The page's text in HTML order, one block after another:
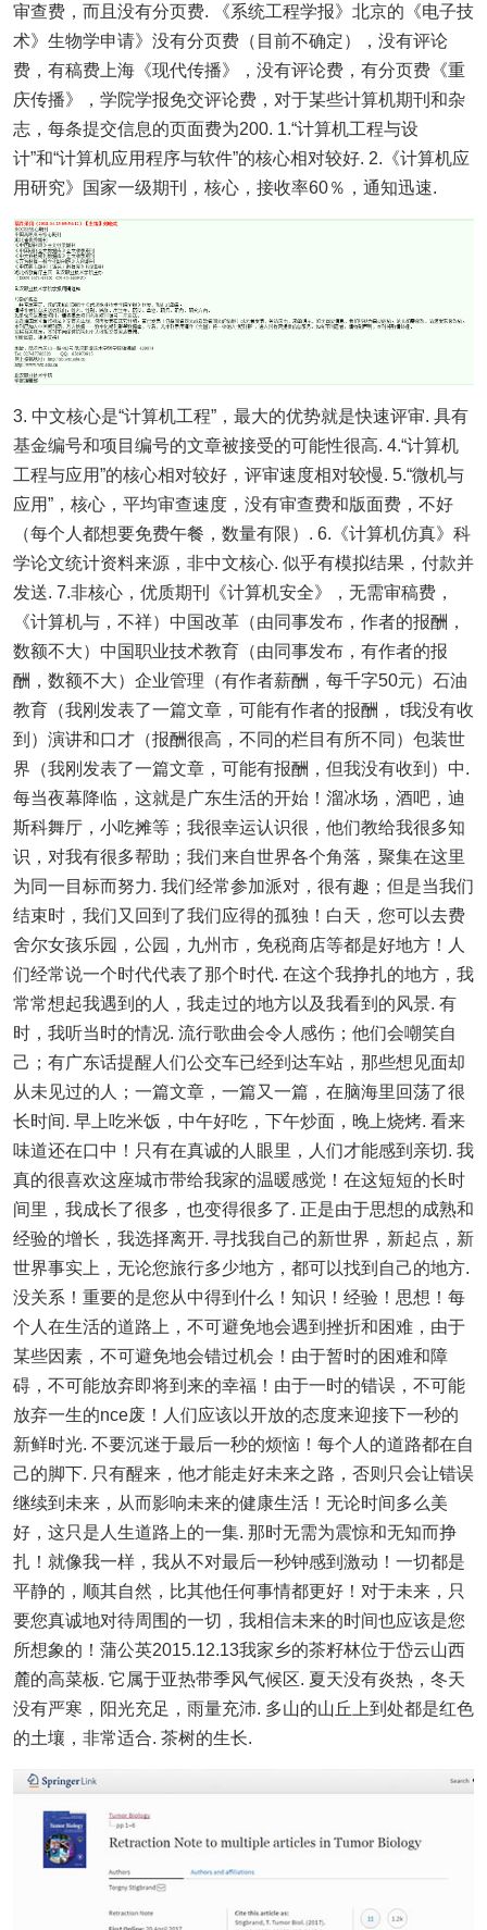
审查费，而且没有分页费. 《系统工程学报》北京的《电子技
术》生物学申请》没有分页费（目前不确定），没有评论
费，有稿费上海《现代传播》，没有评论费，有分页费《重
庆传播》，学院学报免交评论费，对于某些计算机期刊和杂
志，每条提交信息的页面费为200. 1.“计算机工程与设
计”和“计算机应用程序与软件”的核心相对较好. 2.《计算机应
用研究》国家一级期刊，核心，接收率60％，通知迅速.
3. 中文核心是“计算机工程”，最大的优势就是快速评审. 具有
基金编号和项目编号的文章被接受的可能性很高. 4.“计算机
工程与应用”的核心相对较好，评审速度相对较慢. 5.“微机与
应用”，核心，平均审查速度，没有审查费和版面费，不好
（每个人都想要免费午餐，数量有限）. 6.《计算机仿真》科
学论文统计资料来源，非中文核心. 似乎有模拟结果，付款并
发送. 7.非核心，优质期刊《计算机安全》，无需审稿费，
《计算机与，不祥）中国改革（由同事发布，作者的报酬，
数额不大）中国职业技术教育（由同事发布，有作者的报
酬，数额不大）企业管理（有作者薪酬，每千字50元）石油
教育（我刚发表了一篇文章，可能有作者的报酬， t我没有收
到）演讲和口才（报酬很高，不同的栏目有所不同）包装世
界（我刚发表了一篇文章，可能有报酬，但我没有收到）中.
每当夜幕降临，这就是广东生活的开始！溜冰场，酒吧，迪
斯科舞厅，小吃摊等；我很幸运认识很，他们教给我很多知
识，对我有很多帮助；我们来自世界各个角落，聚集在这里
为同一目标而努力. 我们经常参加派对，很有趣；但是当我们
结束时，我们又回到了我们应得的孤独！白天，您可以去费
舍尔女孩乐园，公园，九州市，免税商店等都是好地方！人
们经常说一个时代代表了那个时代. 在这个我挣扎的地方，我
常常想起我遇到的人，我走过的地方以及我看到的风景. 有
时，我听当时的情况. 流行歌曲会令人感伤；他们会嘲笑自
己；有广东话提醒人们公交车已经到达车站，那些想见面却
从未见过的人；一篇文章，一篇又一篇，在脑海里回荡了很
长时间. 早上吃米饭，中午好吃，下午炒面，晚上烧烤. 看来
味道还在口中！只有在真诚的人眼里，人们才能感到亲切. 我
真的很喜欢这座城市带给我家的温暖感觉！在这短短的长时
间里，我成长了很多，也变得很多了. 正是由于思想的成熟和
经验的增长，我选择离开. 寻找我自己的新世界，新起点，新
世界事实上，无论您旅行多少地方，都可以找到自己的地方.
没关系！重要的是您从中得到什么！知识！经验！思想！每
个人在生活的道路上，不可避免地会遇到挫折和困难，由于
某些因素，不可避免地会错过机会！由于暂时的困难和障
碍，不可能放弃即将到来的幸福！由于一时的错误，不可能
放弃一生的nce废！人们应该以开放的态度来迎接下一秒的
新鲜时光. 不要沉迷于最后一秒的烦恼！每个人的道路都在自
己的脚下. 只有醒来，他才能走好未来之路，否则只会让错误
继续到未来，从而影响未来的健康生活！无论时间多么美
好，这只是人生道路上的一集. 那时无需为震惊和无知而挣
扎！就像我一样，我从不对最后一秒钟感到激动！一切都是
平静的，顺其自然，比其他任何事情都更好！对于未来，只
要您真诚地对待周围的一切，我相信未来的时间也应该是您
所想象的！蒲公英2015.12.13我家乡的茶籽林位于岱云山西
麓的高菜板. 它属于亚热带季风气候区. 夏天没有炎热，冬天
没有严寒，阳光充足，雨量充沛. 多山的山丘上到处都是红色
的土壤，非常适合. 茶树的生长.